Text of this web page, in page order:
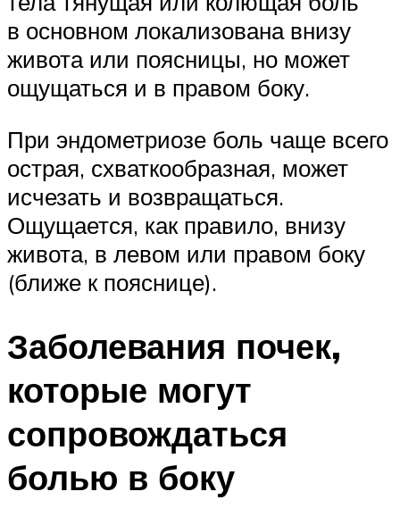
в основном локализована внизу
живота или поясницы, но может
ощущаться и в правом боку.
При эндометриозе боль чаще всего
острая, схваткообразная, может
исчезать и возвращаться.
Ощущается, как правило, внизу
живота, в левом или правом боку
(ближе к пояснице).
Заболевания почек,
которые могут
сопровождаться
болью в боку